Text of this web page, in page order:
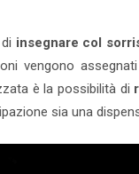
insegnare col
vengono
è la possibilità di
sia una